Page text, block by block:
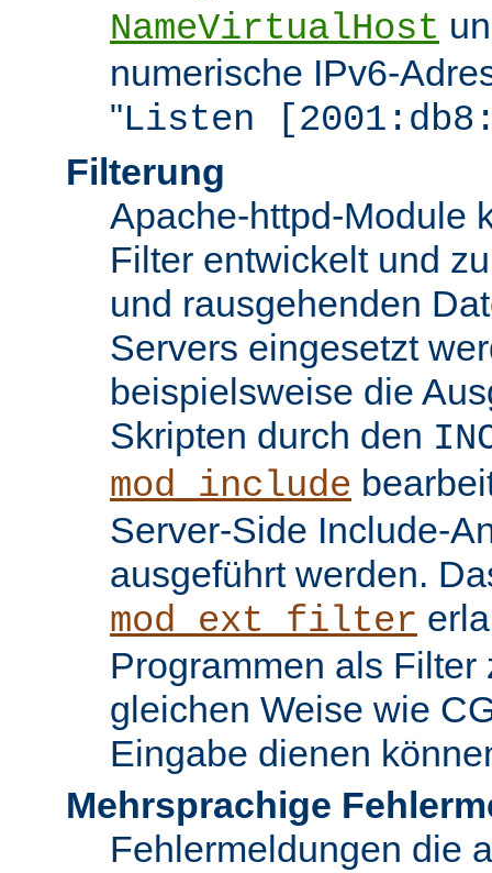
NameVirtualHost
numerische IPv6-
"Listen
Filterung
Apache-httpd-Module
Filter entwickelt und
und rausgehenden
Servers eingesetzt
beispielsweise die
Skripten durch den
mod_include
Server-Side Include-
ausgeführt werden.
mod_ext_filter
Programmen als Filter
gleichen Weise wie
Eingabe dienen
Mehrsprachige
Fehlermeldungen die